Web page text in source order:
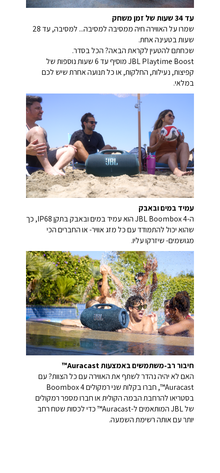
עד 34 שעות של זמן משחק
שמרו על האווירה חיה ממסיבה למסיבה... למסיבה, עד 28
שעות בטעינה אחת.
שכחתם להטעין לקראת הבאה? הכל בסדר.
JBL Playtime Boost מוסיף עד 6 שעות נוספות של
קפיצות, נעילות, החלקות, או כל תנועה אחרת שיש לכם
במלאי.
עמיד במים ובאבק
ה-JBL Boombox 4 הוא עמיד במים ובאבק בתקן IP68, כך
שהוא יכול להתמודד עם כל מזג אוויר- או החברים הכי
מגושמים- שיזרקו עליו.
חיבור רב-משתמשים באמצעות Auracast™
האם לא יהיה נהדר לשתף את האווירה עם כל הצוות? עם
Auracast™, חברו בקלות שני רמקולים Boombox 4
בסטריאו להרחבת הבמה הקולית או חברו מספר רמקולים
של JBL המותאמים ל-Auracast™ כדי לכסות שטח רחב
יותר עם אותה רשימת השמעה.